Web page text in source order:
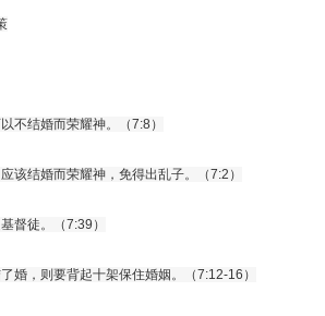
不结婚而荣耀神。（7:8）
该结婚而荣耀神，免得出乱子。（7:2）
督徒。（7:39）
婚，则要背起十架保住婚姻。（7:12-16）